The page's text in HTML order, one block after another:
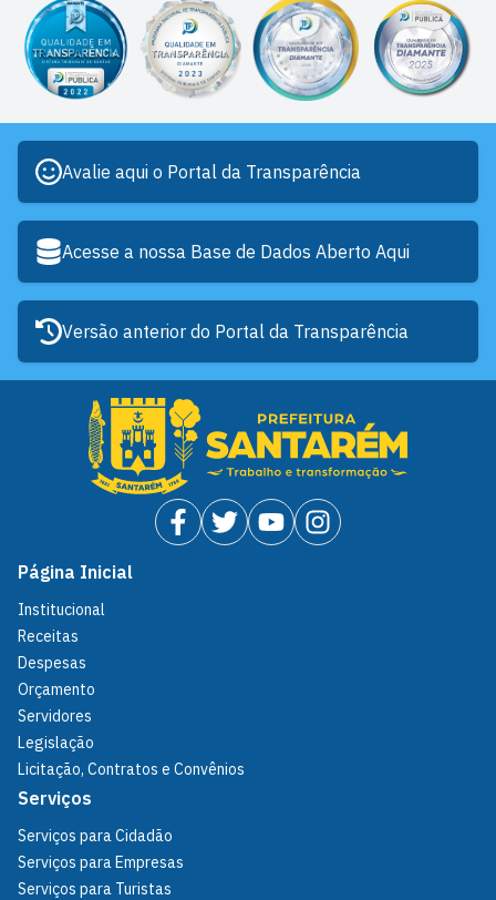
Avalie aqui o Portal da Transparência
Acesse a nossa Base de Dados Aberto Aqui
Versão anterior do Portal da Transparência
Página Inicial
Institucional
Receitas
Despesas
Orçamento
Servidores
Legislação
Licitação, Contratos e Convênios
Serviços
Serviços para Cidadão
Serviços para Empresas
Serviços para Turistas